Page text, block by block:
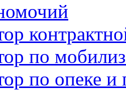
по
по опеке и